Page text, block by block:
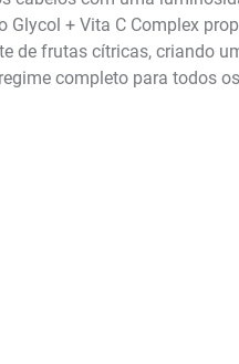
+ Vita C Complex
de frutas cítricas, criando
completo para todos